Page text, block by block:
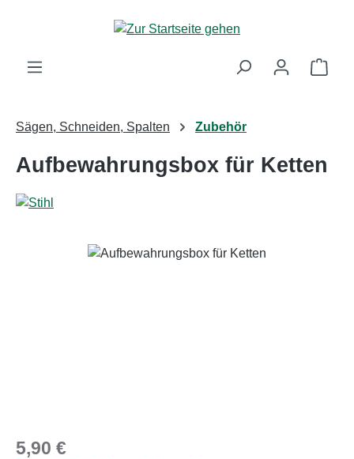
Zum Hauptinhalt springen
Sägen, Schneiden, Spalten Zubehör
Aufbewahrungsbox für Ketten
Regulärer Preis:
5,90 €